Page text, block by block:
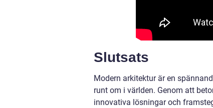
Slutsats
Modern arkitektur är en
runt om i världen. Genom att
innovativa lösningar och